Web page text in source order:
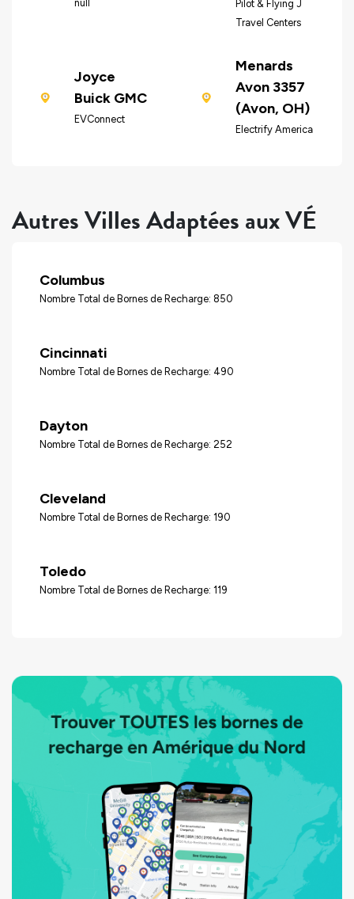
null
Pilot & Flying J
Travel Centers
Joyce
Buick GMC
EVConnect
Menards
Avon 3357
(Avon, OH)
Electrify America
Autres Villes Adaptées aux VÉ
Columbus
Nombre Total de Bornes de Recharge: 850
Cincinnati
Nombre Total de Bornes de Recharge: 490
Dayton
Nombre Total de Bornes de Recharge: 252
Cleveland
Nombre Total de Bornes de Recharge: 190
Toledo
Nombre Total de Bornes de Recharge: 119